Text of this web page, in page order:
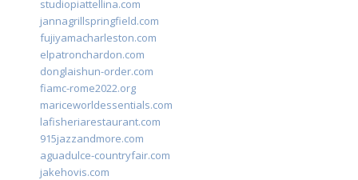
studiopiattellina.com
jannagrillspringfield.com
fujiyamacharleston.com
elpatronchardon.com
donglaishun-order.com
fiamc-rome2022.org
mariceworldessentials.com
lafisheriarestaurant.com
915jazzandmore.com
aguadulce-countryfair.com
jakehovis.com